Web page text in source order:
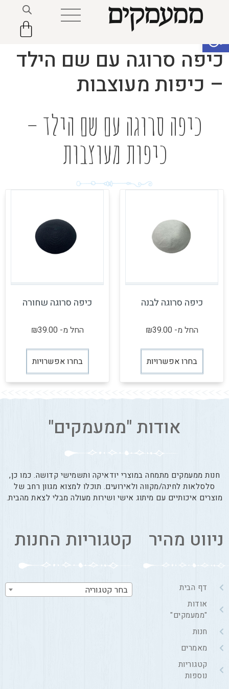
פתח סרגל נגישות
כיפה סרוגה עם שם הילד
– כיפות מעוצבות
כיפה סרוגה עם שם הילד –
כיפות מעוצבות
כיפה סרוגה לבנה
החל מ- ₪39.00
בחרו אפשרויות
כיפה סרוגה שחורה
החל מ- ₪39.00
בחרו אפשרויות
אודות "ממעמקים"
חנות ממעמקים מתמחה במוצרי יודאיקה ותשמישי קדושה. כמו כן,
סלסלאות לחינה/מקווה ולאירועים. תוכלו למצוא מגוון רחב של
מוצרים איכותיים עם מיתוג אישי ושירות מעולה מבלי לצאת מהבית.
ניווט מהיר
דף הבית
אודות
"ממעמקים"
חנות
מאמרים
קטגוריות
נוספות
קטגוריות החנות
בחר קטגוריה